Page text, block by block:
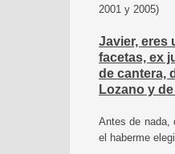
2001 y 2005)
Javier, eres
facetas, ex
de cantera,
Lozano y
Antes de nada,
el haberme